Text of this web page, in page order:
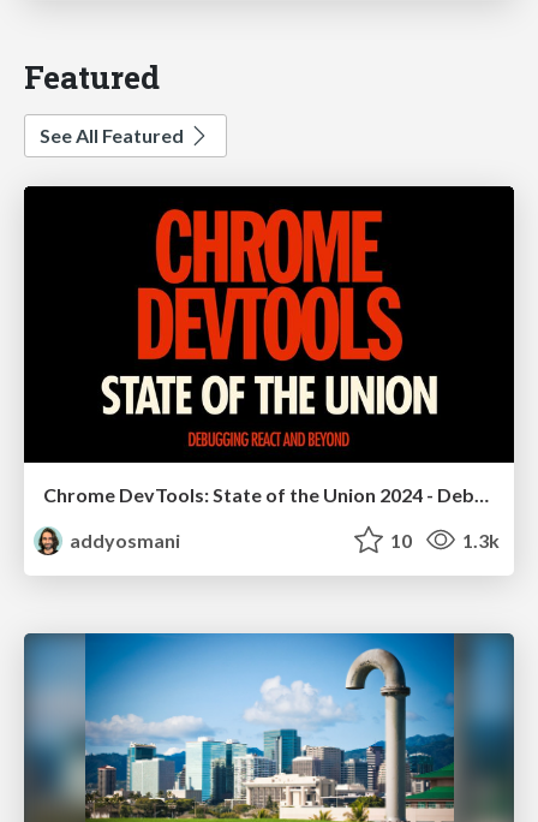
Featured
See All Featured
addyosmani
10 1.3k